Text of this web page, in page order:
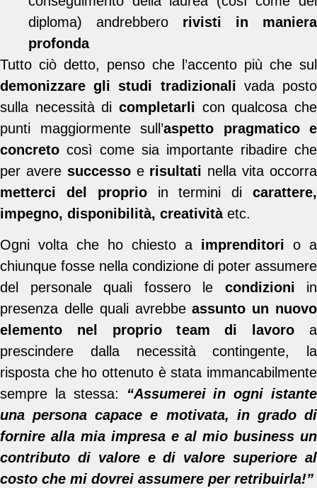
diploma) andrebbero rivisti in maniera
profonda
Tutto ciò detto, penso che l’accento più che sul
demonizzare gli studi tradizionali vada posto
sulla necessità di completarli con qualcosa che
punti maggiormente sull’aspetto pragmatico e
concreto così come sia importante ribadire che
per avere successo e risultati nella vita occorra
metterci del proprioin termini dicarattere,
impegno, disponibilità, creatività etc.
Ogni volta che ho chiesto a imprenditori o a
chiunque fosse nella condizione di poter assumere
del personale quali fossero le condizioni in
presenza delle quali avrebbeassunto un nuovo
elemento nel proprio team di lavoro a
prescindere dalla necessità contingente, la
risposta che ho ottenuto è stata immancabilmente
sempre la stessa:
“Assumerei in ogni istante
una persona capace e motivata, in grado di
fornire alla mia impresa e al mio business un
contributo di valore e di valore superiore al
costo che mi dovrei assumere per retribuirla!”